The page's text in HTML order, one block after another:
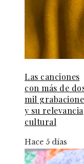
Las canciones
con más de
mil
y su relevancia
cultural
Hace 5 días